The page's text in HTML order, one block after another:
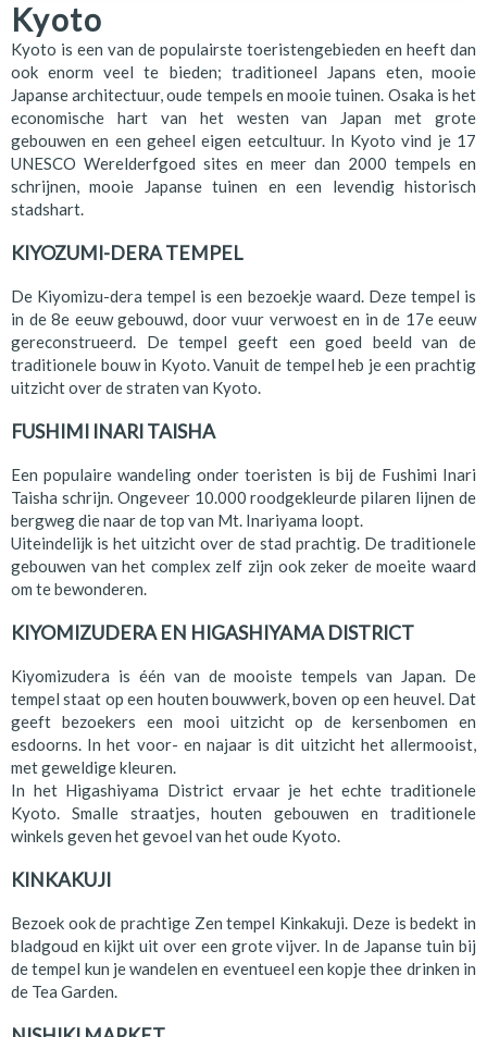
Kyoto
Kyoto is een van de populairste toeristengebieden en heeft dan
ook enorm veel te bieden; traditioneel Japans eten, mooie
Japanse architectuur, oude tempels en mooie tuinen. Osaka is het
economische hart van het westen van Japan met grote
gebouwen en een geheel eigen eetcultuur. In Kyoto vind je 17
UNESCO Werelderfgoed sites en meer dan 2000 tempels en
schrijnen, mooie Japanse tuinen en een levendig historisch
stadshart.
KIYOZUMI-DERA TEMPEL
De Kiyomizu-dera tempel is een bezoekje waard. Deze tempel is
in de 8e eeuw gebouwd, door vuur verwoest en in de 17e eeuw
gereconstrueerd. De tempel geeft een goed beeld van de
traditionele bouw in Kyoto. Vanuit de tempel heb je een prachtig
uitzicht over de straten van Kyoto.
FUSHIMI INARI TAISHA
Een populaire wandeling onder toeristen is bij de Fushimi Inari
Taisha schrijn. Ongeveer 10.000 roodgekleurde pilaren lijnen de
bergweg die naar de top van Mt. Inariyama loopt.
Uiteindelijk is het uitzicht over de stad prachtig. De traditionele
gebouwen van het complex zelf zijn ook zeker de moeite waard
om te bewonderen.
KIYOMIZUDERA EN HIGASHIYAMA DISTRICT
Kiyomizudera is één van de mooiste tempels van Japan. De
tempel staat op een houten bouwwerk, boven op een heuvel. Dat
geeft bezoekers een mooi uitzicht op de kersenbomen en
esdoorns. In het voor- en najaar is dit uitzicht het allermooist,
met geweldige kleuren.
In het Higashiyama District ervaar je het echte traditionele
Kyoto. Smalle straatjes, houten gebouwen en traditionele
winkels geven het gevoel van het oude Kyoto.
KINKAKUJI
Bezoek ook de prachtige Zen tempel Kinkakuji. Deze is bedekt in
bladgoud en kijkt uit over een grote vijver. In de Japanse tuin bij
de tempel kun je wandelen en eventueel een kopje thee drinken in
de Tea Garden.